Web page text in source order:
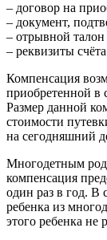
– договор на
– документ,
– отрывной талон
– реквизиты
Компенсация
приобретенной в
Размер данной
стоимости
на сегодняшний
Многодетным
компенсация
один раз в год. В
ребенка из
этого ребенка не